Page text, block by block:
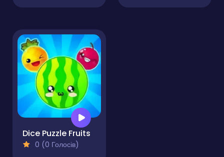
Dice Puzzle Fruits
0 (0 Голосів)